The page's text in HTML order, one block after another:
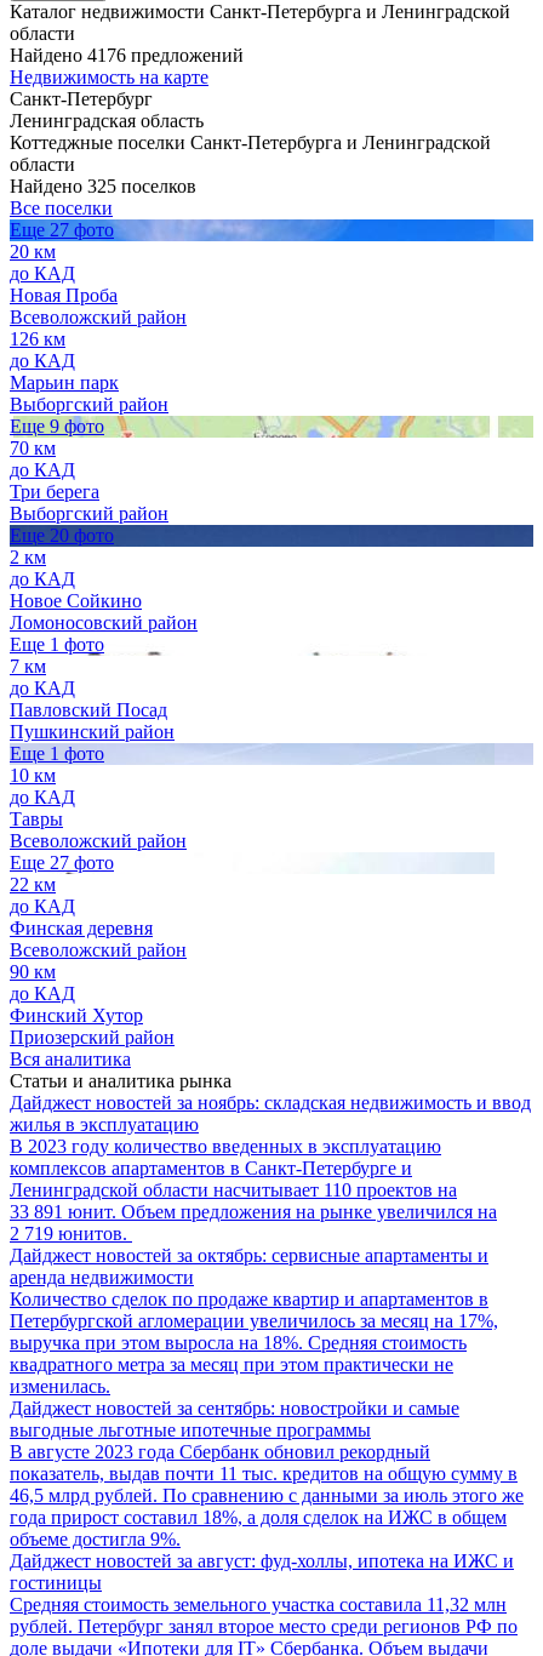
Каталог недвижимости Санкт-Петербурга и Ленинградской
области
Найдено 4176 предложений
Недвижимость на карте
Санкт-Петербург
Ленинградская область
Коттеджные поселки Санкт-Петербурга и Ленинградской
области
Найдено 325 поселков
Все поселки
Еще 27 фото
20 км
до КАД
Новая Проба
Всеволожский район
126 км
до КАД
Марьин парк
Выборгский район
Еще 9 фото
70 км
до КАД
Три берега
Выборгский район
Еще 20 фото
2 км
до КАД
Новое Сойкино
Ломоносовский район
Еще 1 фото
7 км
до КАД
Павловский Посад
Пушкинский район
Еще 1 фото
10 км
до КАД
Тавры
Всеволожский район
Еще 27 фото
22 км
до КАД
Финская деревня
Всеволожский район
90 км
до КАД
Финский Хутор
Приозерский район
Вся аналитика
Статьи и аналитика рынка
Дайджест новостей за ноябрь: складская недвижимость и ввод
жилья в эксплуатацию
В 2023 году количество введенных в эксплуатацию
комплексов апартаментов в Санкт-Петербурге и
Ленинградской области насчитывает 110 проектов на
33 891 юнит. Объем предложения на рынке увеличился на
2 719 юнитов.
Дайджест новостей за октябрь: сервисные апартаменты и
аренда недвижимости
Количество сделок по продаже квартир и апартаментов в
Петербургской агломерации увеличилось за месяц на 17%,
выручка при этом выросла на 18%. Средняя стоимость
квадратного метра за месяц при этом практически не
изменилась.
Дайджест новостей за сентябрь: новостройки и самые
выгодные льготные ипотечные программы
В августе 2023 года Сбербанк обновил рекордный
показатель, выдав почти 11 тыс. кредитов на общую сумму в
46,5 млрд рублей. По сравнению с данными за июль этого же
года прирост составил 18%, а доля сделок на ИЖС в общем
объеме достигла 9%.
Дайджест новостей за август: фуд-холлы, ипотека на ИЖС и
гостиницы
Средняя стоимость земельного участка составила 11,32 млн
рублей. Петербург занял второе место среди регионов РФ по
доле выдачи «Ипотеки для IT» Сбербанка. Объем выдачи